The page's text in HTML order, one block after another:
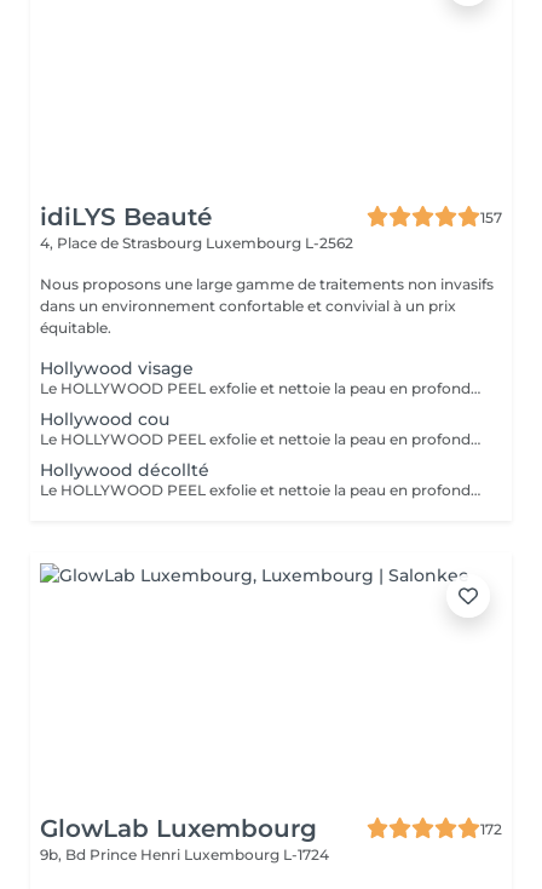
idiLYS Beauté
157
4, Place de Strasbourg Luxembourg L-2562
Nous proposons une large gamme de traitements non invasifs
dans un environnement confortable et convivial à un prix
équitable.
Hollywood visage
Le HOLLYWOOD PEEL exfolie et nettoie la peau en profondeur au laser pour un teint plus lisse, lumineux et des pores visiblement resserrés. La LUMINOTHÉRAPIE du visage consiste à exposer la peau à des lumières LED afin de stimuler le renouvellement cellulaire et améliorer l'éclat du teint.
Hollywood cou
Le HOLLYWOOD PEEL exfolie et nettoie la peau en profondeur au laser pour un teint plus lisse, lumineux et des pores visiblement resserrés. La LUMINOTHÉRAPIE du cou consiste à exposer la peau à des lumières LED afin de stimuler le renouvellement cellulaire et améliorer la texture de la peau.
Hollywood décollté
Le HOLLYWOOD PEEL exfolie et nettoie la peau en profondeur au laser pour un teint plus lisse, lumineux et des pores visiblement resserrés. La LUMINOTHÉRAPIE du décolleté consiste à exposer la peau à des lumières LED afin de stimuler le renouvellement cellulaire et améliorer la texture de la peau.
GlowLab Luxembourg
172
9b, Bd Prince Henri Luxembourg L-1724